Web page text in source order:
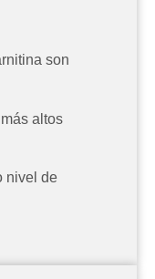
son
altos
nivel de